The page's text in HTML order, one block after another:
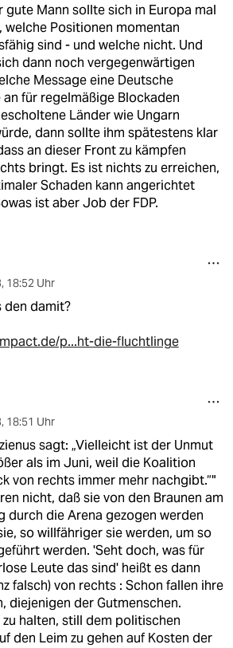
gute Mann sollte sich in Europa mal
welche Positionen momentan
sind - und welche nicht. Und
dann noch vergegenwärtigen
Message eine Deutsche
an für regelmäßige Blockaden
Länder wie Ungarn
dann sollte ihm spätestens klar
an dieser Front zu kämpfen
bringt. Es ist nichts zu erreichen,
Schaden kann angerichtet
ist aber Job der FDP.
, 18:52 Uhr
den damit?
p...ht-die-fluchtlinge
, 18:51 Uhr
sagt: „Vielleicht ist der Unmut
als im Juni, weil die Koalition
von rechts immer mehr nachgibt.“"
nicht, daß sie von den Braunen am
durch die Arena gezogen werden
so willfähriger sie werden, um so
werden. 'Seht doch, was für
Leute das sind' heißt es dann
falsch) von rechts : Schon fallen ihre
diejenigen der Gutmenschen.
zu halten, still dem politischen
den Leim zu gehen auf Kosten der